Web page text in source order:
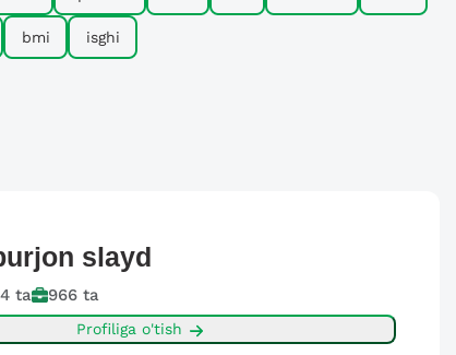
bmi isghi
slayd
ta 966 ta
Profiliga o'tish